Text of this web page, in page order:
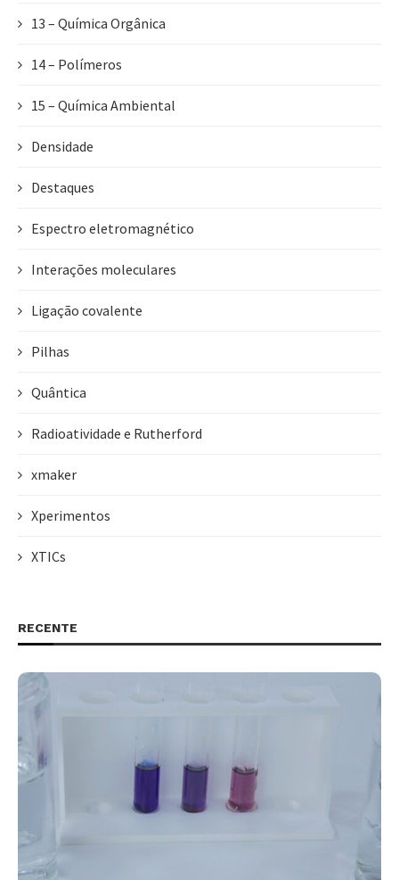
13 – Química Orgânica
14 – Polímeros
15 – Química Ambiental
Densidade
Destaques
Espectro eletromagnético
Interações moleculares
Ligação covalente
Pilhas
Quântica
Radioatividade e Rutherford
xmaker
Xperimentos
XTICs
RECENTE